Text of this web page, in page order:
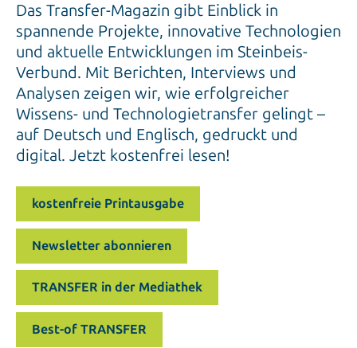
Das Transfer-Magazin gibt Einblick in
spannende Projekte, innovative Technologien
und aktuelle Entwicklungen im Steinbeis-
Verbund. Mit Berichten, Interviews und
Analysen zeigen wir, wie erfolgreicher
Wissens- und Technologietransfer gelingt –
auf Deutsch und Englisch, gedruckt und
digital. Jetzt kostenfrei lesen!
kostenfreie Printausgabe
Newsletter abonnieren
TRANSFER in der Mediathek
Best-of TRANSFER